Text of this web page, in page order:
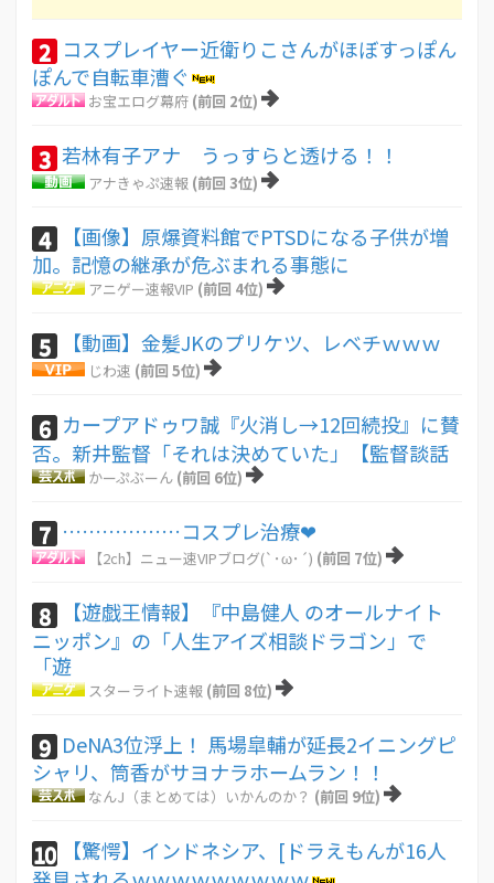
2 コスプレイヤー近衛りこさんがほぼすっぽん
ぽんで自転車漕ぐ
お宝エログ幕府 (前回 2位)
3 若林有子アナ うっすらと透ける！！
アナきゃぷ速報 (前回 3位)
4
【画像】原爆資料館でPTSDになる子供が増
加。記憶の継承が危ぶまれる事態に
アニゲー速報VIP (前回 4位)
5 【動画】金髪JKのプリケツ、レベチｗｗｗ
じわ速 (前回 5位)
6 カープアドゥワ誠『火消し→12回続投』に賛
否。新井監督「それは決めていた」【監督談話
かーぷぶーん (前回 6位)
7 ………………コスプレ治療❤
【2ch】ニュー速VIPブログ(`･ω･´) (前回 7位)
8
【遊戯王情報】『中島健人 のオールナイト
ニッポン』の「人生アイズ相談ドラゴン」で
「遊
スターライト速報 (前回 8位)
9 DeNA3位浮上！ 馬場皐輔が延長2イニングピ
シャリ、筒香がサヨナラホームラン！！
なんJ（まとめては）いかんのか？ (前回 9位)
10
【驚愕】インドネシア、[ドラえもんが16人